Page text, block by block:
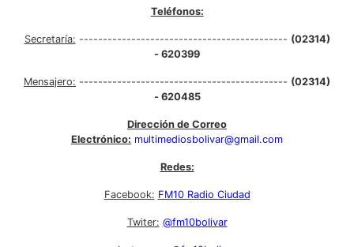
Teléfonos:
Secretaría: -------------------------------------------- (02314)
- 620399
Mensajero: -------------------------------------------- (02314)
- 620485
Dirección de Correo
Electrónico: multimediosbolivar@gmail.com
Redes:
Facebook: FM10 Radio Ciudad
Twiter: @fm10bolivar